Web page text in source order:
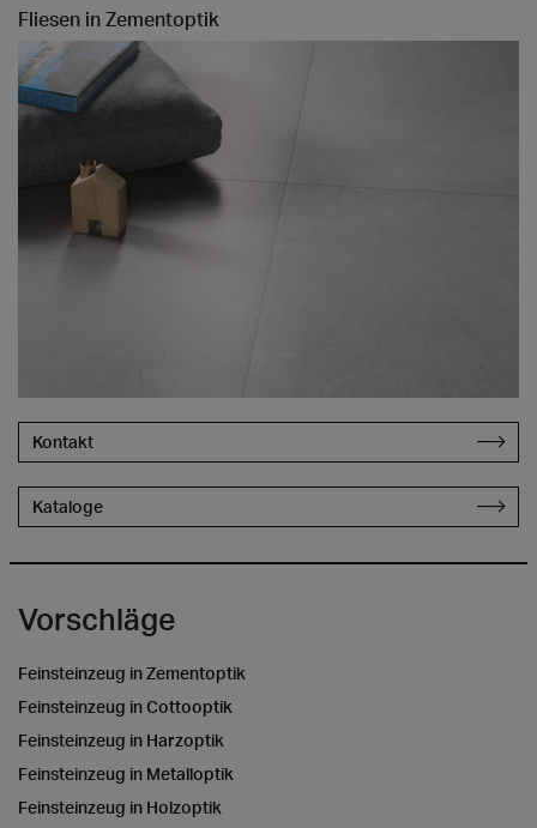
Fliesen in Zementoptik
Kontakt
Kataloge
Vorschläge
Feinsteinzeug in Zementoptik
Feinsteinzeug in Cottooptik
Feinsteinzeug in Harzoptik
Feinsteinzeug in Metalloptik
Feinsteinzeug in Holzoptik